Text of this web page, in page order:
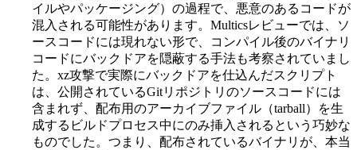
イルやパッケージング）の過程で、悪意のあるコードが
混入される可能性があります。Multicsレビューでは、ソ
ースコードには現れない形で、コンパイル後のバイナリ
コードにバックドアを隠蔽する手法も考察されていまし
た。xz攻撃で実際にバックドアを仕込んだスクリプト
は、公開されているGitリポジトリのソースコードには
含まれず、配布用のアーカイブファイル（tarball）を生
成するビルドプロセス中にのみ挿入されるという巧妙な
ものでした。つまり、配布されているバイナリが、本当